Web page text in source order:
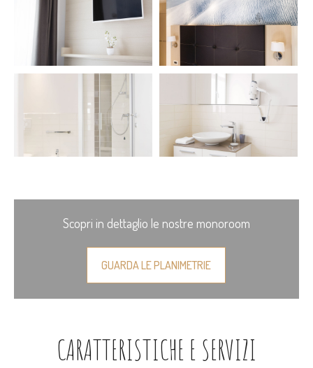
Scopri in dettaglio le nostre monoroom
GUARDA LE PLANIMETRIE
CARATTERISTICHE E SERVIZI